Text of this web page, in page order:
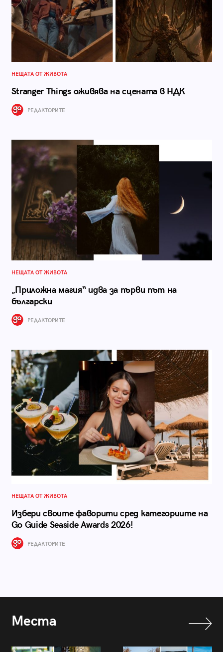
НЕЩАТА ОТ ЖИВОТА
Stranger Things оживява на сцената в НДК
РЕДАКТОРИТЕ
НЕЩАТА ОТ ЖИВОТА
„Приложна магия“ идва за първи път на
български
РЕДАКТОРИТЕ
НЕЩАТА ОТ ЖИВОТА
Избери своите фаворити сред категориите на
Go Guide Seaside Awards 2026!
РЕДАКТОРИТЕ
Места